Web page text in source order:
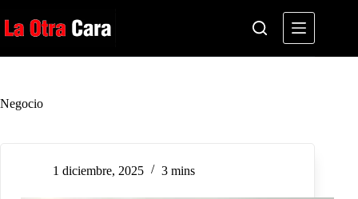
al
contenido
Negocio
1 diciembre, 2025 3 mins